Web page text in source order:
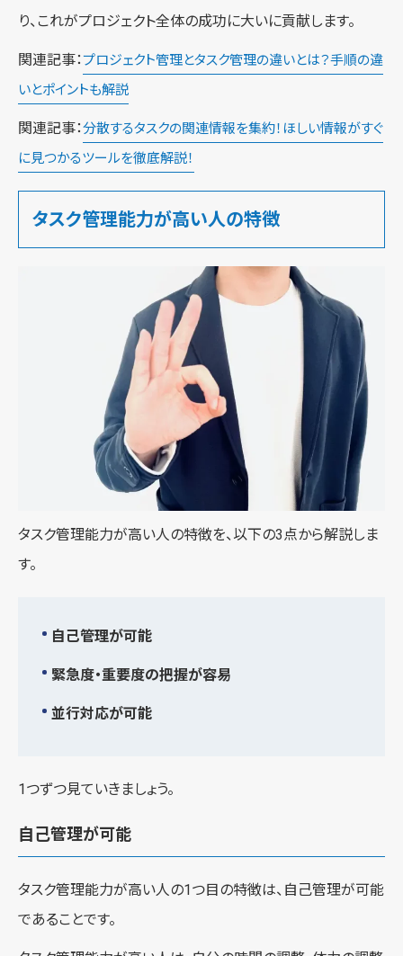
り、これがプロジェクト全体の成功に大いに貢献します。
関連記事：プロジェクト管理とタスク管理の違いとは？手順の違
いとポイントも解説
関連記事：分散するタスクの関連情報を集約！ほしい情報がすぐ
に見つかるツールを徹底解説！
タスク管理能力が高い人の特徴
タスク管理能力が高い人の特徴を、以下の3点から解説しま
す。
自己管理が可能
緊急度・重要度の把握が容易
並行対応が可能
1つずつ見ていきましょう。
自己管理が可能
タスク管理能力が高い人の1つ目の特徴は、自己管理が可能
であることです。